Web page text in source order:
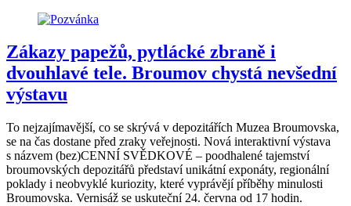
Zákazy papežů, pytlácké zbraně i
dvouhlavé tele. Broumov chystá nevšední
výstavu
To nejzajímavější, co se skrývá v depozitářích Muzea Broumovska,
se na čas dostane před zraky veřejnosti. Nová interaktivní výstava
s názvem (bez)CENNÍ SVĚDKOVÉ – poodhalené tajemství
broumovských depozitářů představí unikátní exponáty, regionální
poklady i neobvyklé kuriozity, které vyprávějí příběhy minulosti
Broumovska. Vernisáž se uskuteční 24. června od 17 hodin.